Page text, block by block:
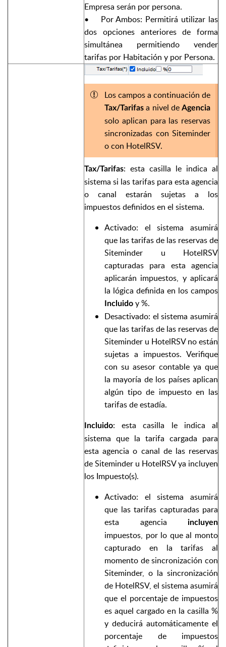
Empresa serán por persona.
• Por Ambos: Permitirá utilizar las
dos opciones anteriores de forma
simultánea permitiendo vender
tarifas por Habitación y por Persona.
Los campos a continuación de
Tax/Tarifas a nivel de Agencia
solo aplican para las reservas
sincronizadas con Siteminder
o con HotelRSV.
Tax/Tarifas: esta casilla le indica al
sistema si las tarifas para esta agencia
o canal estarán sujetas a los
impuestos definidos en el sistema.
Activado: el sistema asumirá
que las tarifas de las reservas de
Siteminder u HotelRSV
capturadas para esta agencia
aplicarán impuestos, y aplicará
la lógica definida en los campos
Incluido y %.
Desactivado: el sistema asumirá
que las tarifas de las reservas de
Siteminder u HotelRSV no están
sujetas a impuestos. Verifique
con su asesor contable ya que
la mayoría de los países aplican
algún tipo de impuesto en las
tarifas de estadía.
Incluido: esta casilla le indica al
sistema que la tarifa cargada para
esta agencia o canal de las reservas
de Siteminder u HotelRSV ya incluyen
los Impuesto(s).
Activado: el sistema asumirá
que las tarifas capturadas para
esta agencia incluyen
impuestos, por lo que al monto
capturado en la tarifas al
momento de sincronización con
Siteminder, o la sincronización
de HotelRSV, el sistema asumirá
que el porcentaje de impuestos
es aquel cargado en la casilla %
y deducirá automáticamente el
porcentaje de impuestos